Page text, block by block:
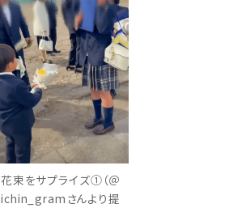
花束をサプライズ①（＠
ichin_gramさんより提